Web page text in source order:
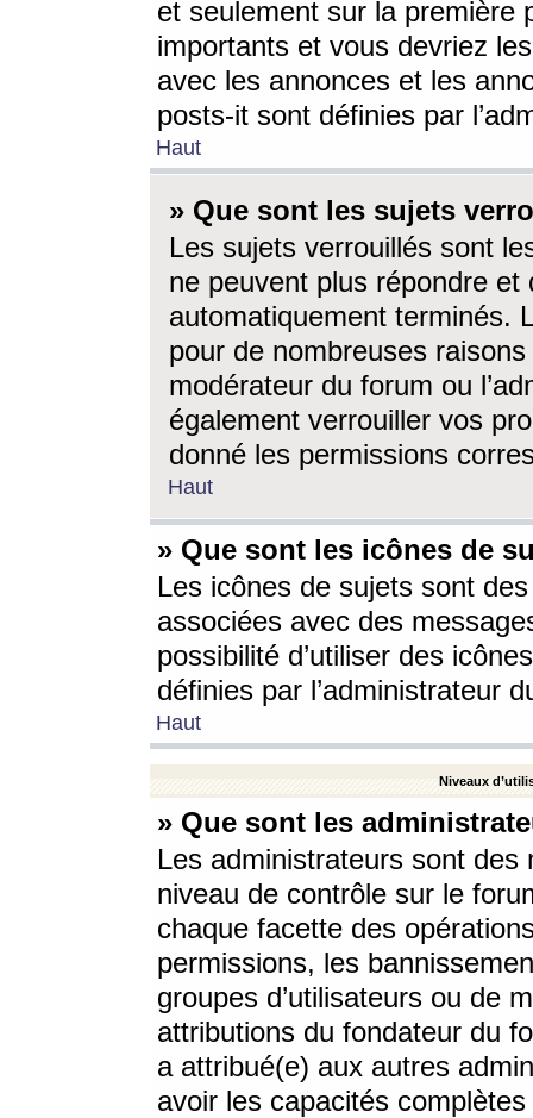
et seulement sur la première
importants et vous devriez
avec les annonces et les
posts-it sont définies par
Haut
» Que sont les sujets
Les sujets verrouillés sont
ne peuvent plus répondre
automatiquement terminés.
pour de nombreuses
modérateur du forum ou
également verrouiller vos
donné les permissions
Haut
» Que sont les icônes de
Les icônes de sujets sont
associées avec des
possibilité d’utiliser des
définies par l’administrateur
Haut
Niveaux
» Que sont les
Les administrateurs sont
niveau de contrôle sur le
chaque facette des
permissions, les
groupes d’utilisateurs ou de
attributions du fondateur du
a attribué(e) aux autres
avoir les capacités